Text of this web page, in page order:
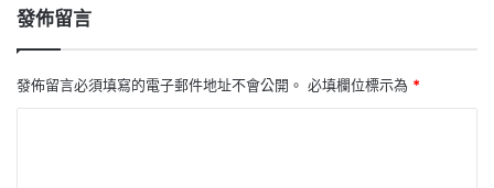
發佈留言
發佈留言必須填寫的電子郵件地址不會公開。 必填欄位標示為 *